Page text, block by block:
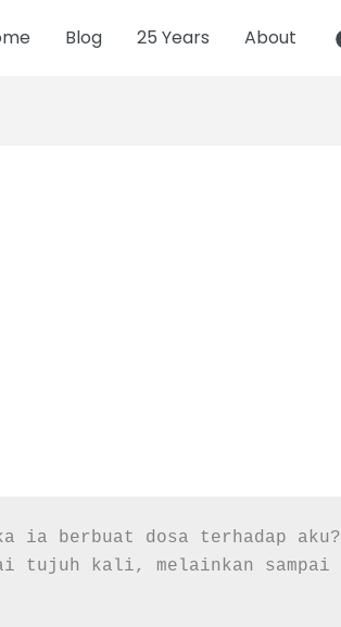
Blog 25 Years About
ia berbuat dosa terhadap aku?
tujuh kali, melainkan sampai